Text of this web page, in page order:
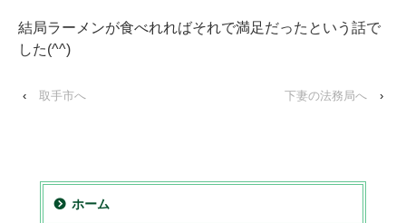
結局ラーメンが食べれればそれで満足だったという話で
した(^^)
‹ 取手市へ 下妻の法務局へ ›
ホーム